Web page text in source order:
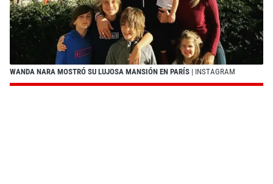
WANDA NARA MOSTRÓ SU LUJOSA MANSIÓN EN PARÍS | INSTAGRAM